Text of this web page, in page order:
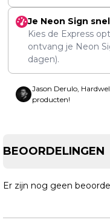
Je Neon Sign
Kies de Express
ontvang je Neon
dagen).
Jason Derulo,
producten!
BEOORDELINGEN
Er zijn nog geen